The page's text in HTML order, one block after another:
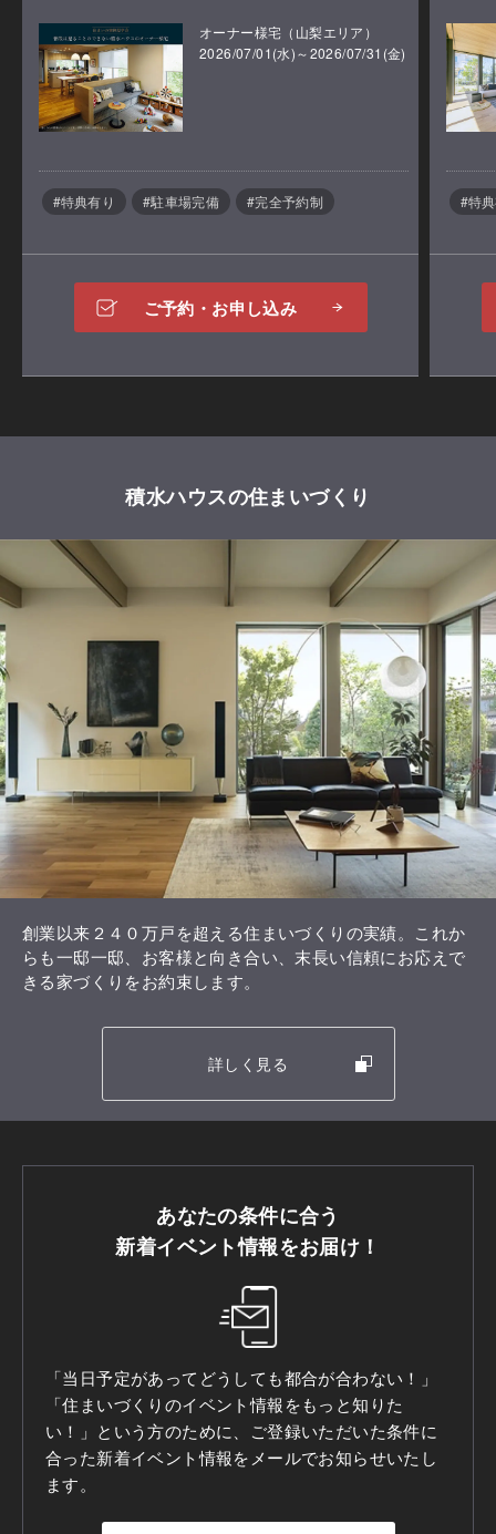
リジナルアイテム」をプレゼント！
オーナー様宅（山梨エリア）
2026/07/01(水)～2026/07/31(金)
#特典有り #駐車場完備 #完全予約制
ご予約・お申し込み
#特
積水ハウスの住まいづくり
創業以来２４０万戸を超える住まいづくりの実績。これか
らも一邸一邸、お客様と向き合い、末長い信頼にお応えで
きる家づくりをお約束します。
詳しく見る
あなたの条件に合う
新着イベント情報をお届け！
「当日予定があってどうしても都合が合わない！」
「住まいづくりのイベント情報をもっと知りた
い！」という方のために、ご登録いただいた条件に
合った新着イベント情報をメールでお知らせいたし
ます。